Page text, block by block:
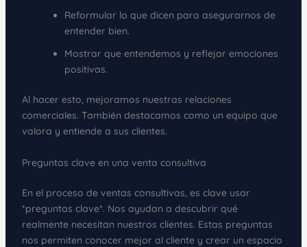
Reformular lo que dicen para asegurarnos de
entender bien.
Mostrar que entendemos y reflejar emociones
positivas.
Al hacer esto, mejoramos nuestras relaciones
comerciales. También destacamos como un equipo que
valora y entiende a sus clientes.
Preguntas clave en una venta consultiva
En el proceso de ventas consultivas, es clave usar
*preguntas clave*. Nos ayudan a descubrir qué
realmente necesitan nuestros clientes. Estas preguntas
nos permiten conocer mejor al cliente y crear un espacio